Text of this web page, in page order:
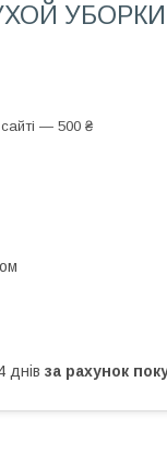
УБОРКИ
— 500 ₴
днів за рахунок